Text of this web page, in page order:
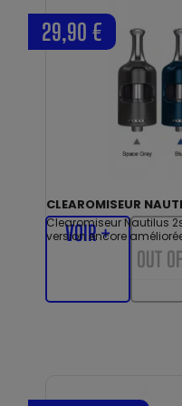
CLEAROMISEUR
Clearomiseur Nautilus
version encore
29,90 €
VOIR +
OUT